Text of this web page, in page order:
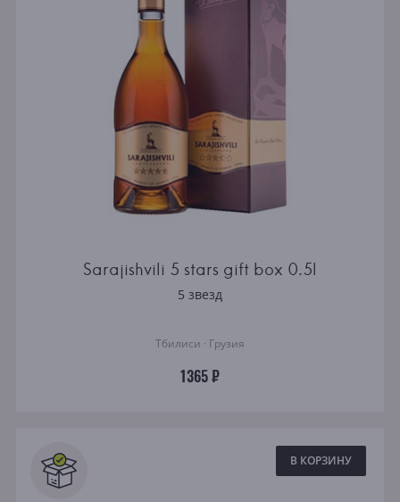
Sarajishvili 5 stars gift box 0.5l
5 звезд
Тбилиси · Грузия
1365 ₽
В КОРЗИНУ